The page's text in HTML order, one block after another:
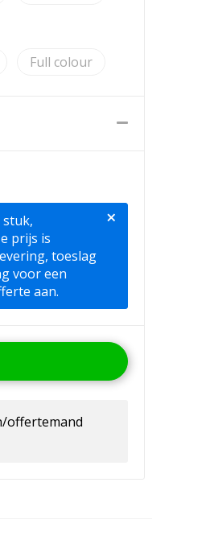
Full colour
prijs is
toeslag
voor een
aan.
×
offertemand